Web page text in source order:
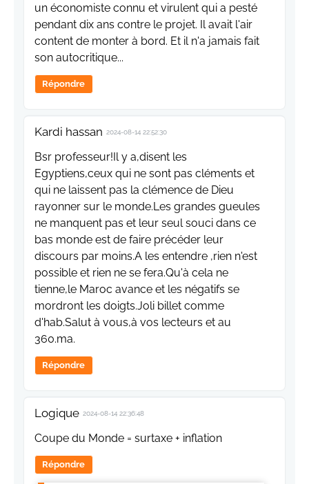
un économiste connu et virulent qui a pesté
pendant dix ans contre le projet. Il avait l'air
content de monter à bord. Et il n'a jamais fait
son autocritique...
Répondre
Kardi hassan 2024-08-14 22:52:30
Bsr professeur!Il y a,disent les
Egyptiens,ceux qui ne sont pas cléments et
qui ne laissent pas la clémence de Dieu
rayonner sur le monde.Les grandes gueules
ne manquent pas et leur seul souci dans ce
bas monde est de faire précéder leur
discours par moins.A les entendre ,rien n'est
possible et rien ne se fera.Qu'à cela ne
tienne,le Maroc avance et les négatifs se
mordront les doigts.Joli billet comme
d'hab.Salut à vous,à vos lecteurs et au
360.ma.
Répondre
Logique 2024-08-14 22:36:48
Coupe du Monde = surtaxe + inflation
Répondre